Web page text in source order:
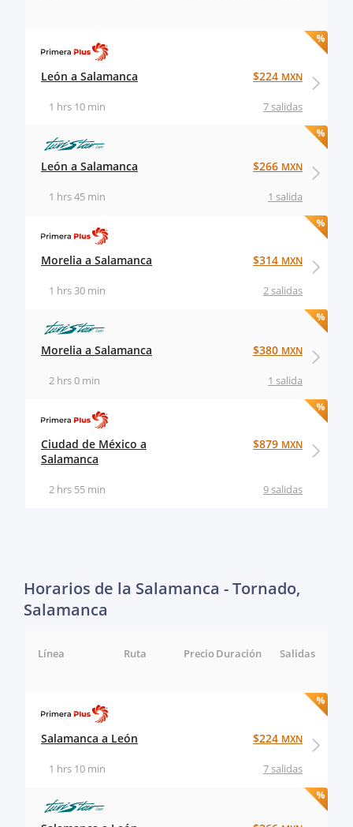
León a Salamanca
7 salidas
1 hrs 10 min
$224 MXN
León a Salamanca
1 salida
1 hrs 45 min
$266 MXN
Morelia a Salamanca
2 salidas
1 hrs 30 min
$314 MXN
Morelia a Salamanca
1 salida
2 hrs 0 min
$380 MXN
Ciudad de México a
Salamanca
9 salidas
2 hrs 55 min
$879 MXN
Horarios de la Salamanca - Tornado,
Salamanca
Línea Ruta Salidas
Duración
Precio
Salamanca a León
7 salidas
1 hrs 10 min
$224 MXN